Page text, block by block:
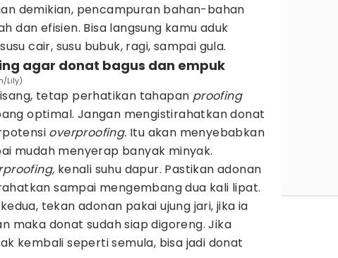
demikian, pencampuran bahan-bahan
dan efisien. Bisa langsung kamu aduk
cair, susu bubuk, ragi, sampai gula.
agar donat bagus dan empuk
Lily)
tetap perhatikan tahapan proofing
optimal. Jangan mengistirahatkan donat
overproofing. Itu akan menyebabkan
mudah menyerap banyak minyak.
kenali suhu dapur. Pastikan adonan
sampai mengembang dua kali lipat.
tekan adonan pakai ujung jari, jika ia
maka donat sudah siap digoreng. Jika
kembali seperti semula, bisa jadi donat